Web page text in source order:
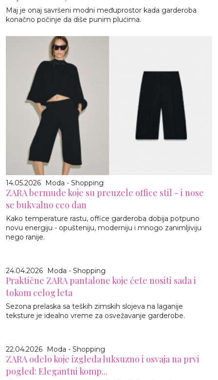
Maj je onaj savršeni modni međuprostor kada garderoba
konačno počinje da diše punim plućima.
14.05.2026 Moda - Shopping
ZARA bermude koje su preuzele office stil - i nose
se bukvalno ceo dan
Kako temperature rastu, office garderoba dobija potpuno
novu energiju - opušteniju, moderniju i mnogo zanimljiviju
nego ranije.
24.04.2026 Moda - Shopping
Praktične ZARA pantalone koje ćete nositi sada i
tokom celog leta
Sezona prelaska sa teških zimskih slojeva na laganije
teksture je idealno vreme za osvežavanje garderobe.
22.04.2026 Moda - Shopping
ZARA odelo koje izgleda luksuzno i osvaja na prvi
pogled: Elegantni komp...